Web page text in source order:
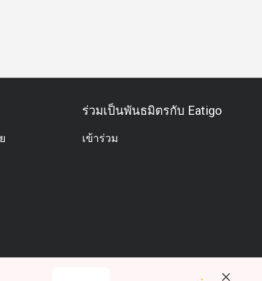
ร่วมเป็นพันธมิตรกับ Eatigo
เข้าร่วม